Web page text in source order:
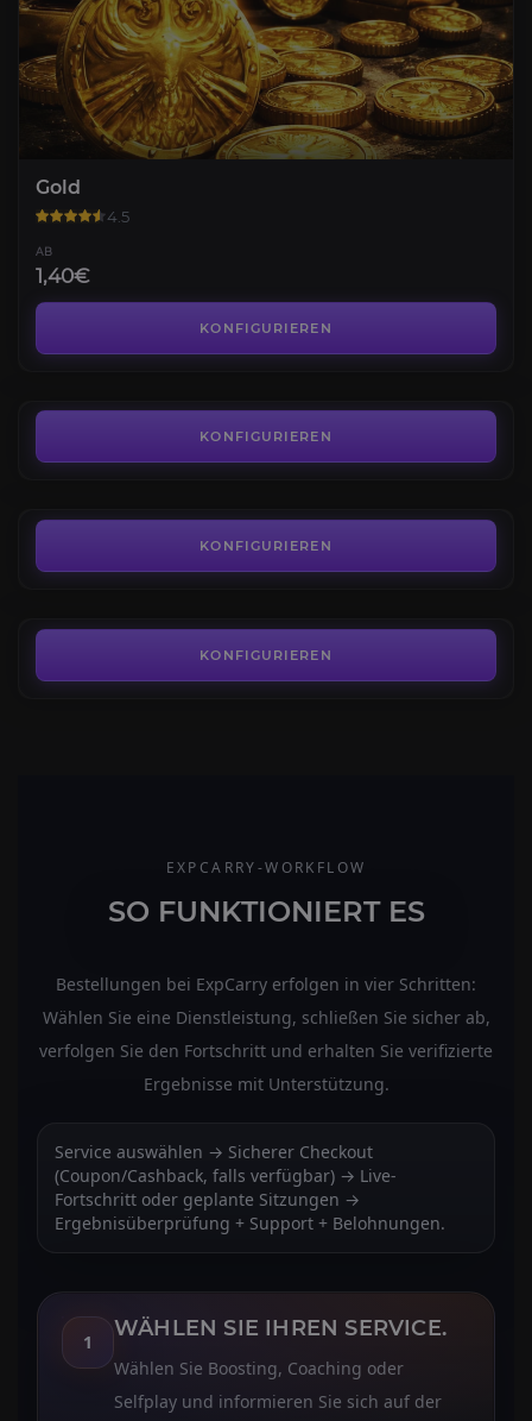
Gold
4.5
AB
1,40€
KONFIGURIEREN
KONFIGURIEREN
Materialien Farm
KONFIGURIEREN
KONFIGURIEREN
EXPCARRY-WORKFLOW
SO FUNKTIONIERT ES
Bestellungen bei ExpCarry erfolgen in vier Schritten:
Wählen Sie eine Dienstleistung, schließen Sie sicher ab,
verfolgen Sie den Fortschritt und erhalten Sie verifizierte
Ergebnisse mit Unterstützung.
Service auswählen → Sicherer Checkout
(Coupon/Cashback, falls verfügbar) → Live-
Fortschritt oder geplante Sitzungen →
Ergebnisüberprüfung + Support + Belohnungen.
1
WÄHLEN SIE IHREN SERVICE.
Wählen Sie Boosting, Coaching oder
Selfplay und informieren Sie sich auf der